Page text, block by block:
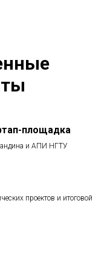
площадка
и АПИ НГТУ
проектов и итоговой